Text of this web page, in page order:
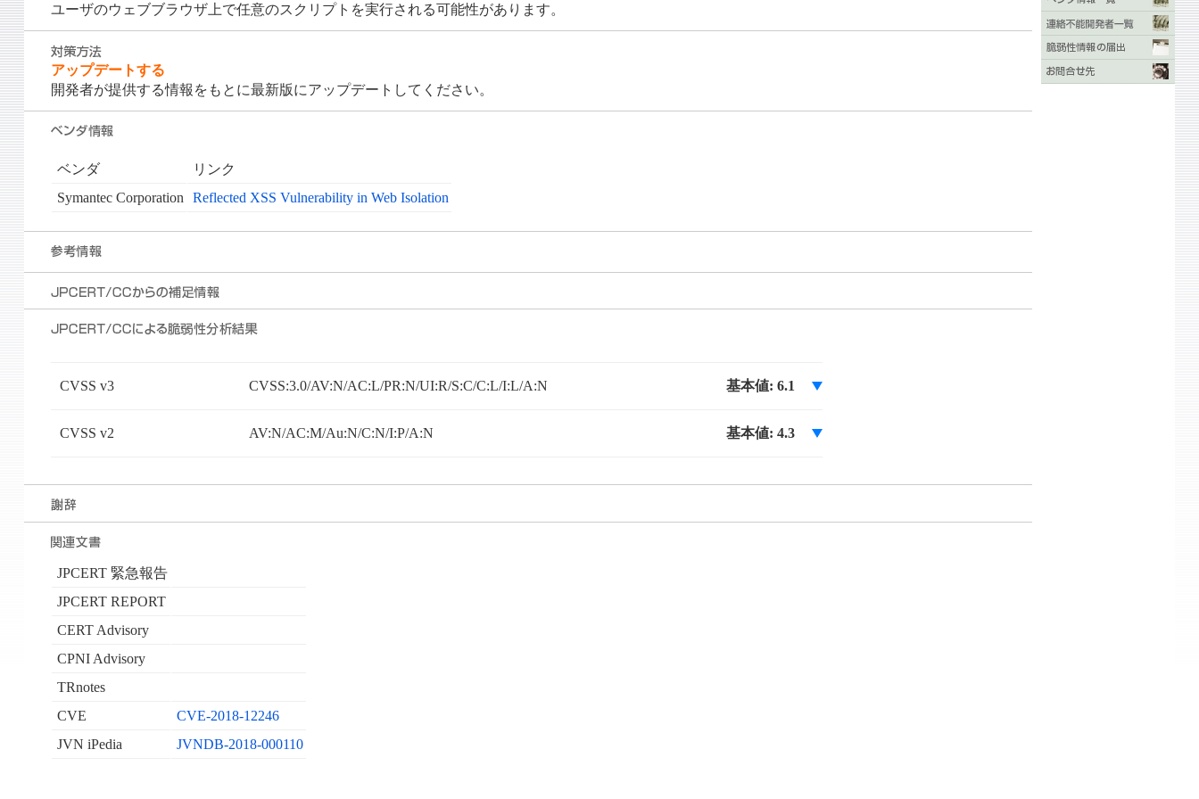
ユーザのウェブブラウザ上で任意のスクリプトを実行される可能性があります。
アップデートする
開発者が提供する情報をもとに最新版にアップデートしてください。
ベンダ
リンク
Symantec Corporation Reflected XSS Vulnerability in Web Isolation
CVSS v3 CVSS:3.0/AV:N/AC:L/PR:N/UI:R/S:C/C:L/I:L/A:N 基本値: 6.1
CVSS v2 AV:N/AC:M/Au:N/C:N/I:P/A:N 基本値: 4.3
JPCERT 緊急報告
JPCERT REPORT
CERT Advisory
CPNI Advisory
TRnotes
CVE
CVE-2018-12246
JVN iPedia
JVNDB-2018-000110